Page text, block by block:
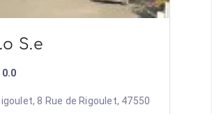
S.e
0.0
8 Rue de Rigoulet, 47550